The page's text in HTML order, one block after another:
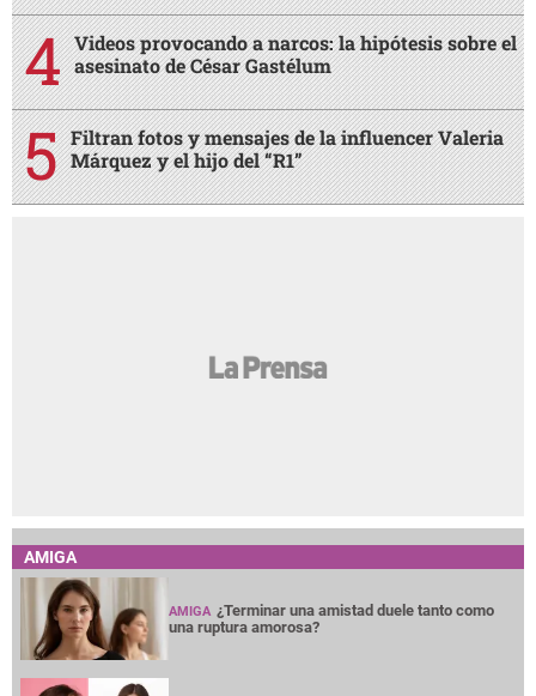
Videos provocando a narcos: la hipótesis sobre el
asesinato de César Gastélum
Filtran fotos y mensajes de la influencer Valeria
Márquez y el hijo del “R1”
AMIGA
AMIGA ¿Terminar una amistad duele tanto como
una ruptura amorosa?